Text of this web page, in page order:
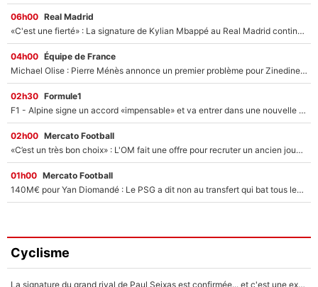
06h00 Real Madrid
«C'est une fierté» : La signature de Kylian Mbappé au Real Madrid continue de régaler l'Espagne
04h00 Équipe de France
Michael Olise : Pierre Ménès annonce un premier problème pour Zinedine Zidane en équipe de France
02h30 Formule1
F1 - Alpine signe un accord «impensable» et va entrer dans une nouvelle dimension : Grande nouvelle pour Pierre Gasly !
02h00 Mercato Football
«C’est un très bon choix» : L'OM fait une offre pour recruter un ancien joueur du PSG... et c'est validé dans l'After Foot !
01h00 Mercato Football
140M€ pour Yan Diomandé : Le PSG a dit non au transfert qui bat tous les records sur le mercato
Cyclisme
La signature du grand rival de Paul Seixas est confirmée... et c'est une excellente nouvelle pour l'équipe Decathlon-CMA CGM !